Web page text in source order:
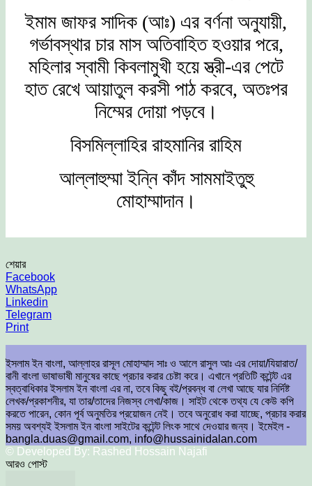
ইমাম জাফর সাদিক (আঃ) এর বর্ণনা অনুযায়ী,
গর্ভাবস্থার চার মাস অতিবাহিত হওয়ার পরে,
মহিলার স্বামী কিবলামুখী হয়ে স্ত্রী-এর পেটে
হাত রেখে আয়াতুল করসী পাঠ করবে, অতঃপর
নিম্মের দোয়া পড়বে।
বিসমিল্লাহির রাহমানির রাহিম
আল্লাহুম্মা ইন্নি কাঁদ সামমাইতুহু
মোহাম্মাদান।
শেয়ার
Facebook
WhatsApp
Linkedin
Telegram
Print
ইসলাম ইন বাংলা, আল্লাহর রাসূল মোহাম্মাদ সাঃ ও আলে রাসুল আঃ এর দোয়া/যিয়ারাত/
বানী বাংলা ভাষাভাষী মানুষের কাছে প্রচার করার চেষ্টা করে। এখানে প্রতিটি কন্টেন্ট এর
স্বত্বাধিকার ইসলাম ইন বাংলা এর না, তবে কিছু বই/প্রবন্ধ বা লেখা আছে যার নির্দিষ্ট
লেখক/প্রকাশনীর, যা তার/তাদের নিজস্ব লেখা/কাজ। সাইট থেকে তথ্য যে কেউ কপি
করতে পারেন, কোন পূর্ব অনুমতির প্রয়োজন নেই। তবে অনুরোধ করা যাচ্ছে, প্রচার করার
সময় অবশ্যই ইসলাম ইন বাংলা সাইটের কন্টেন্ট লিংক সাথে দেওয়ার জন্য। ইমেইল -
bangla.duas@gmail.com, info@hussainidalan.com
© Developed By: Rashed Hossain Najafi
আরও পোস্ট